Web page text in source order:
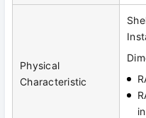
Physical
Characteristic